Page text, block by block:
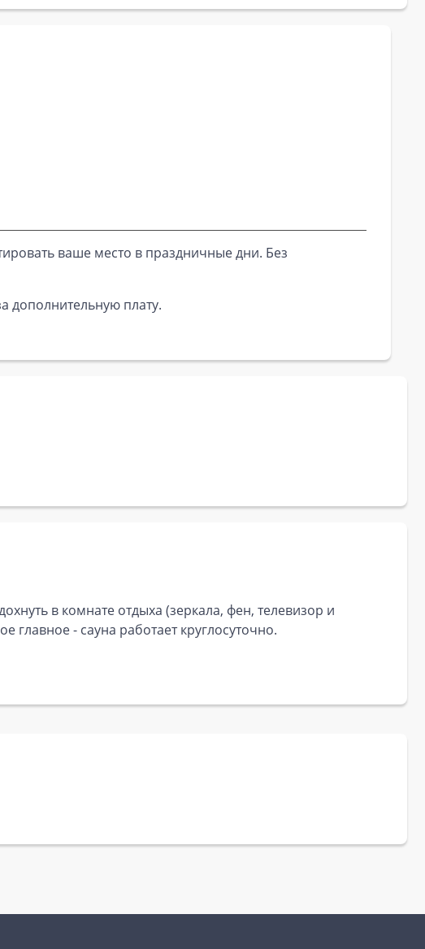
ваше место в праздничные дни. Без
дополнительную плату.
в комнате отдыха (зеркала, фен, телевизор и
- сауна работает круглосуточно.